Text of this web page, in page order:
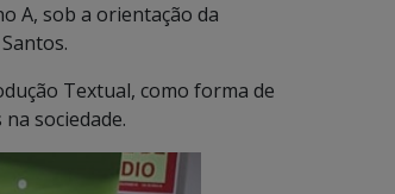
A, sob a orientação da
Textual, como forma de
sociedade.